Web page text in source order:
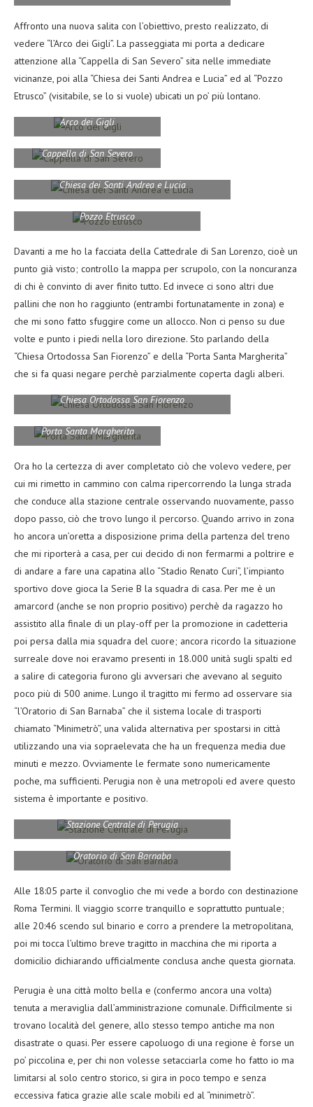
Affronto una nuova salita con l’obiettivo, presto realizzato, di
vedere “l’Arco dei Gigli”. La passeggiata mi porta a dedicare
attenzione alla “Cappella di San Severo” sita nelle immediate
vicinanze, poi alla “Chiesa dei Santi Andrea e Lucia” ed al “Pozzo
Etrusco” (visitabile, se lo si vuole) ubicati un po’ più lontano.
Arco dei Gigli
Cappella di San Severo
Chiesa dei Santi Andrea e Lucia
Pozzo Etrusco
Davanti a me ho la facciata della Cattedrale di San Lorenzo, cioè un
punto già visto; controllo la mappa per scrupolo, con la noncuranza
di chi è convinto di aver finito tutto. Ed invece ci sono altri due
pallini che non ho raggiunto (entrambi fortunatamente in zona) e
che mi sono fatto sfuggire come un allocco. Non ci penso su due
volte e punto i piedi nella loro direzione. Sto parlando della
“Chiesa Ortodossa San Fiorenzo” e della “Porta Santa Margherita”
che si fa quasi negare perchè parzialmente coperta dagli alberi.
Chiesa Ortodossa San Fiorenzo
Porta Santa Margherita
Ora ho la certezza di aver completato ciò che volevo vedere, per
cui mi rimetto in cammino con calma ripercorrendo la lunga strada
che conduce alla stazione centrale osservando nuovamente, passo
dopo passo, ciò che trovo lungo il percorso. Quando arrivo in zona
ho ancora un’oretta a disposizione prima della partenza del treno
che mi riporterà a casa, per cui decido di non fermarmi a poltrire e
di andare a fare una capatina allo “Stadio Renato Curi”, l’impianto
sportivo dove gioca la Serie B la squadra di casa. Per me è un
amarcord (anche se non proprio positivo) perchè da ragazzo ho
assistito alla finale di un play-off per la promozione in cadetteria
poi persa dalla mia squadra del cuore; ancora ricordo la situazione
surreale dove noi eravamo presenti in 18.000 unità sugli spalti ed
a salire di categoria furono gli avversari che avevano al seguito
poco più di 500 anime. Lungo il tragitto mi fermo ad osservare sia
“l’Oratorio di San Barnaba” che il sistema locale di trasporti
chiamato “Minimetrò”, una valida alternativa per spostarsi in città
utilizzando una via sopraelevata che ha un frequenza media due
minuti e mezzo. Ovviamente le fermate sono numericamente
poche, ma sufficienti. Perugia non è una metropoli ed avere questo
sistema è importante e positivo.
Stazione Centrale di Perugia
Oratorio di San Barnaba
Alle 18:05 parte il convoglio che mi vede a bordo con destinazione
Roma Termini. Il viaggio scorre tranquillo e soprattutto puntuale;
alle 20:46 scendo sul binario e corro a prendere la metropolitana,
poi mi tocca l’ultimo breve tragitto in macchina che mi riporta a
domicilio dichiarando ufficialmente conclusa anche questa giornata.
Perugia è una città molto bella e (confermo ancora una volta)
tenuta a meraviglia dall’amministrazione comunale. Difficilmente si
trovano località del genere, allo stesso tempo antiche ma non
disastrate o quasi. Per essere capoluogo di una regione è forse un
po’ piccolina e, per chi non volesse setacciarla come ho fatto io ma
limitarsi al solo centro storico, si gira in poco tempo e senza
eccessiva fatica grazie alle scale mobili ed al “minimetrò”.